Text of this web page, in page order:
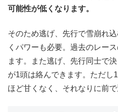
可能性が低くなります。
そのため逃げ、先行で雪崩れ
くパワーも必要。過去のレー
ます。また逃げ、先行同士で
が1頭は絡んできます。ただし
ほど甘くなく、それなりに前で